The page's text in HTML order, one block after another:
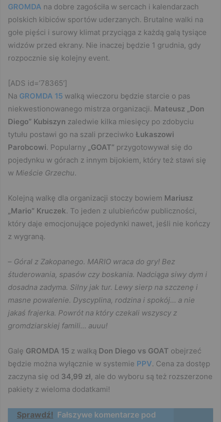
GROMDA na dobre zagościła w sercach i kalendarzach
polskich kibiców sportów uderzanych. Brutalne walki na
gołe pięści i surowy klimat przyciąga z każdą galą tysiące
widzów przed ekrany. Nie inaczej będzie 1 grudnia, gdy
rozpocznie się kolejny event.
[ADS id=’78365′]
Na GROMDA 15 walką wieczoru będzie starcie o pas
niekwestionowanego mistrza organizacji. Mateusz „Don
Diego” Kubiszyn zaledwie kilka miesięcy po zdobyciu
tytułu postawi go na szali przeciwko Łukaszowi
Parobcowi. Popularny „GOAT” przygotowywał się do
pojedynku w górach z innym bijokiem, który też stawi się
w Mieście Grzechu.
Kolejną walkę dla organizacji stoczy bowiem Mariusz
„Mario” Kruczek. To jeden z ulubieńców publiczności,
który daje emocjonujące pojedynki nawet, jeśli nie kończy
z wygraną.
– Góral z Zakopanego. MARIO wraca do gry! Bez
śtuderowania, spasów czy boskania. Nadciąga siwy dym i
dosadna zadyma. Silny jak tur. Lewy sierp na szczenę i
masne powalenie. Dyscyplina, rodzina i spokój… a nie
jakaś frajerka. Powrót na który czekali wszyscy z
gromdziarskiej famili… auuu!
Galę GROMDA 15 z walką Don Diego vs GOAT obejrzeć
będzie można wyłącznie w systemie PPV. Cena za dostęp
zaczyna się od 34,99 zł, ale do wyboru są też rozszerzone
pakiety z wieloma dodatkami!
Sprawdź! Fałszywe komentarze pod